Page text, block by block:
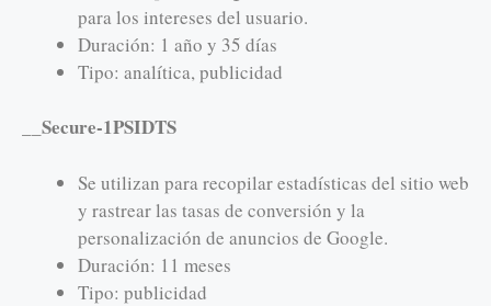
para los intereses del usuario.
Duración: 1 año y 35 días
Tipo: analítica, publicidad
__Secure-1PSIDTS
Se utilizan para recopilar estadísticas del sitio web
y rastrear las tasas de conversión y la
personalización de anuncios de Google.
Duración: 11 meses
Tipo: publicidad